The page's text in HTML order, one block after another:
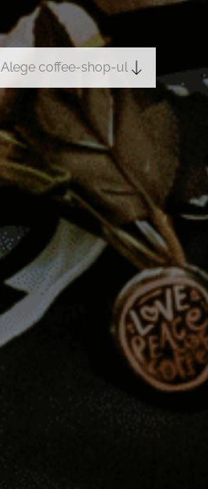
Alege coffee-shop-ul